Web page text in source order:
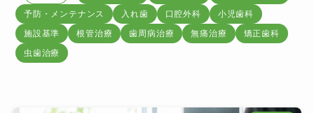
予防・メンテナンス
入れ歯 口腔外科
小児歯科
施設基準
根管治療 歯周病治療 無痛治療
矯正歯科
虫歯治療